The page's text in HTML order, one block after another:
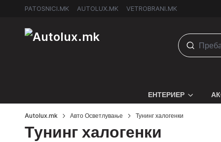
PATOSNICI.MK AUTOLUX.MK VETROBRANI.MK
ЕНТЕРИЕР
Autolux.mk Авто Осветлување Тунинг халогенки
Тунинг халогенки